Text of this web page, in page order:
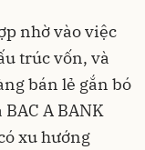
nhờ vào việc
trúc vốn, và
bán lẻ gắn bó
A BANK
xu hướng